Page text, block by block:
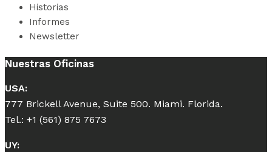
Historias
Informes
Newsletter
Nuestras Oficinas
USA:
777 Brickell Avenue, Suite 500. Miami. Florida.
Tel.: +1 (561) 875 7673
UY: